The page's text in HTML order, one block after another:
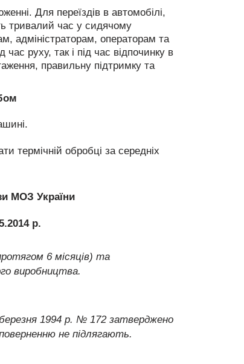
Для переїздів в автомобілі,
тривалий час у сидячому
адміністраторам, операторам та
руху, так і під час відпочинку в
правильну підтримку та
термічній обробці за середніх
МОЗ України
р.
6 місяців) та
виробництва.
1994 р. № 172 затверджено
не підлягають.